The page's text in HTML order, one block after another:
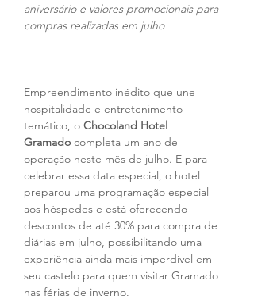
aniversário e valores promocionais para
compras realizadas em julho
Empreendimento inédito que une
hospitalidade e entretenimento
temático, o Chocoland Hotel
Gramado completa um ano de
operação neste mês de julho. E para
celebrar essa data especial, o hotel
preparou uma programação especial
aos hóspedes e está oferecendo
descontos de até 30% para compra de
diárias em julho, possibilitando uma
experiência ainda mais imperdível em
seu castelo para quem visitar Gramado
nas férias de inverno.